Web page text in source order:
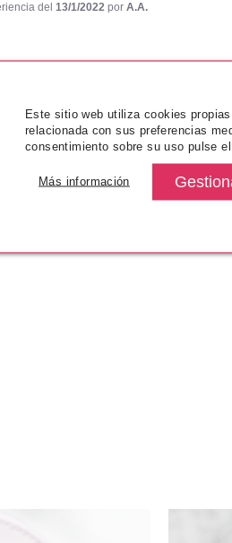
del 13/1/2022 por A.A.
del
Este sitio web utiliza cookies
relacionada con sus preferencias
consentimiento sobre su uso pulse el
Más información